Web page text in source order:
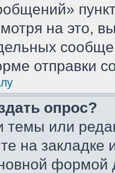
на это,
отправки
опрос?
темы или
на
формой